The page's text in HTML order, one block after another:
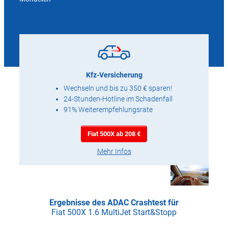
Kfz-Versicherung
Wechseln und bis zu 350 € sparen!
24-Stunden-Hotline im Schadenfall
91% Weiterempfehlungsrate
Fiat 500X ab 208 €
Mehr Infos
Ergebnisse des ADAC Crashtest für
Fiat 500X 1.6 MultiJet Start&Stopp